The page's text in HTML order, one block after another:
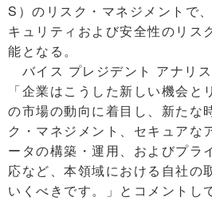
S）のリスク・マネジメントで
キュリティおよび安全性のリス
能となる。
バイス プレジデント アナリ
「企業はこうした新しい機会と
の市場の動向に着目し、新たな
ク・マネジメント、セキュアな
ータの構築・運用、およびプラ
応など、本領域における自社の
いくべきです。」とコメントし